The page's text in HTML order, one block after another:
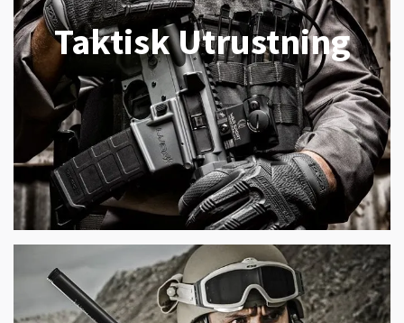
Taktisk Utrustning